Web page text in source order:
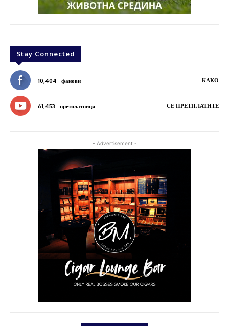
Stay Connected
10,404 фанови КАКО
61,453 претплатници СЕ ПРЕТПЛАТИТЕ
- Advertisement -